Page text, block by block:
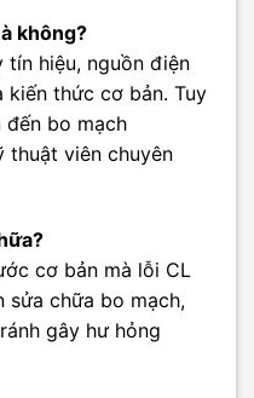
không?
tín hiệu, nguồn điện
kiến thức cơ bản. Tuy
đến bo mạch
thuật viên chuyên
cơ bản mà lỗi CL
sửa chữa bo mạch,
gây hư hỏng